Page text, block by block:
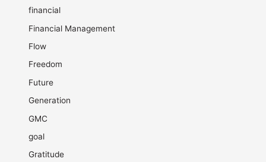
financial
Financial Management
Flow
Freedom
Future
Generation
GMC
goal
Gratitude